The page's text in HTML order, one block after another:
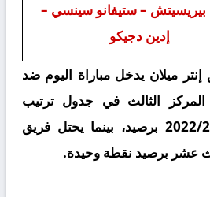
بيريسيتش – ستيفانو سينسي –
إدين دجيكو
إنتر ميلان يدخل مباراة اليوم ضد
المركز الثالث في جدول ترتيب
الدوري الإيطالي 2022/2021 برصيد، بينما يحتل فريق
عشر برصيد نقطة وحيدة.